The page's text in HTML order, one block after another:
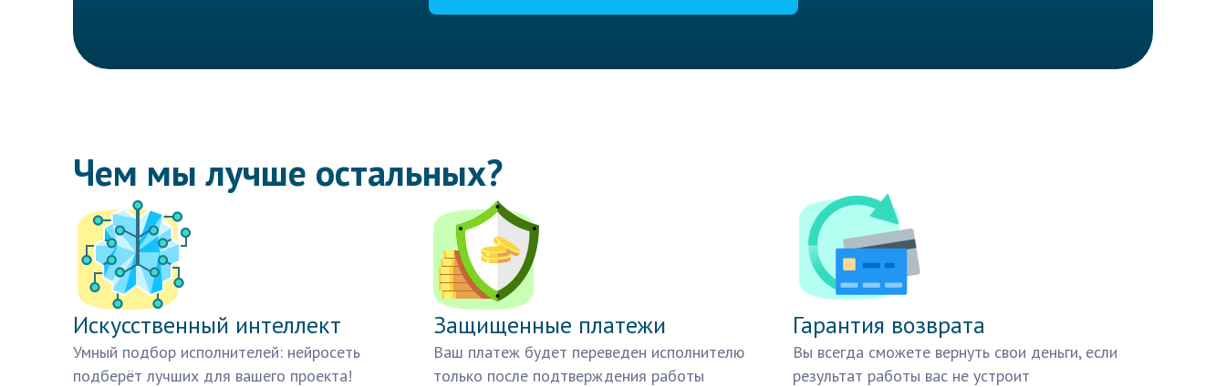
Чем мы лучше остальных?
Искусственный интеллект
Умный подбор исполнителей: нейросеть
подберёт лучших для вашего проекта!
Защищенные платежи
Ваш платеж будет переведен исполнителю
только после подтверждения работы
Гарантия возврата
Вы всегда сможете вернуть свои деньги, если
результат работы вас не устроит